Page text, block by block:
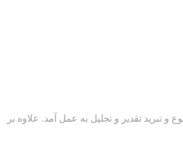
تبرید تقدیر و تجلیل به عمل آمد. علاوه بر